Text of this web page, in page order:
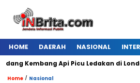
HOME DAERAH NASIONAL
Kembang Api Picu Ledakan di London
Home / Nasional